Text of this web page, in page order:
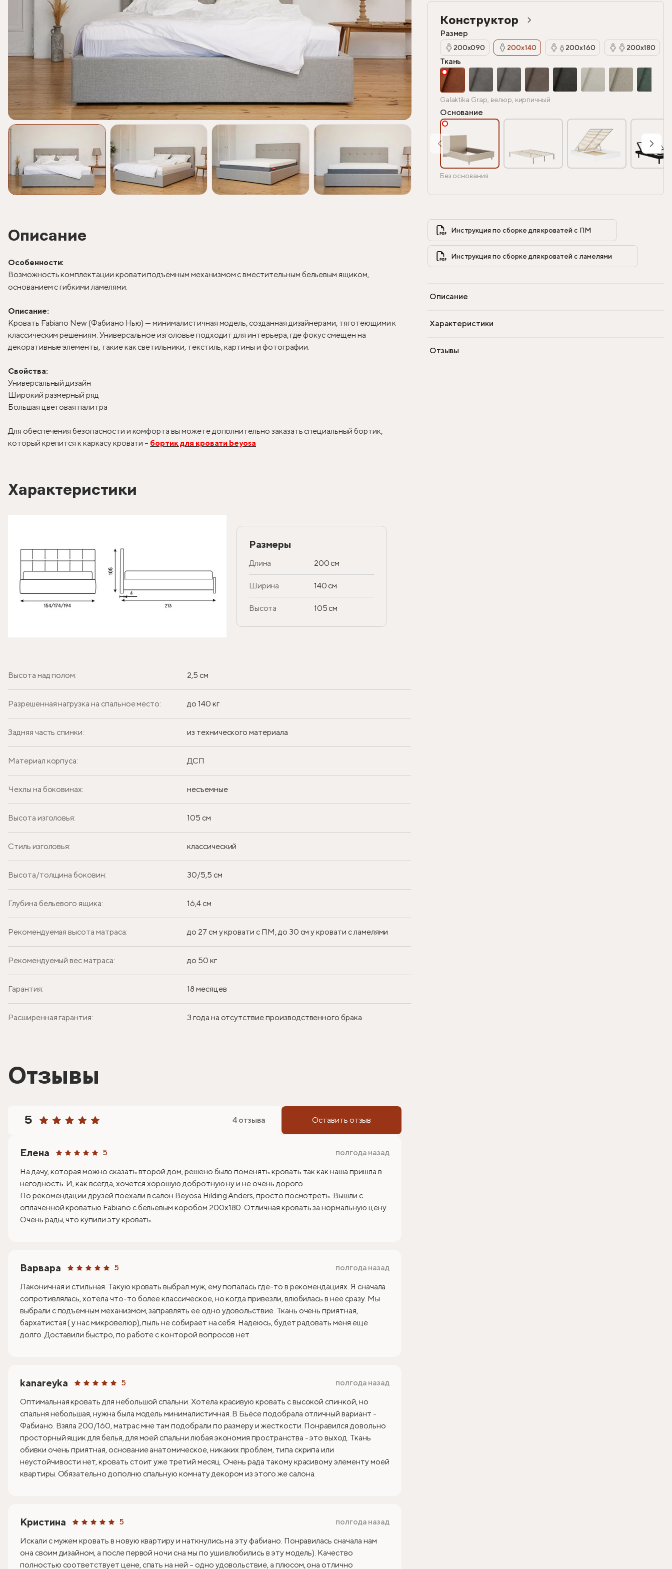
Описание
Особенности:
Возможность комплектации кровати подъёмным механизмом с вместительным бельевым ящиком,
основанием с гибкими ламелями.
Описание:
Кровать Fabiano New (Фабиано Нью) — минималистичная модель, созданная дизайнерами, тяготеющими к
классическим решениям. Универсальное изголовье подходит для интерьера, где фокус смещен на
декоративные элементы, такие как светильники, текстиль, картины и фотографии.
Свойства:
Универсальный дизайн
Широкий размерный ряд
Большая цветовая палитра
Для обеспечения безопасности и комфорта вы можете дополнительно заказать специальный бортик,
который крепится к каркасу кровати – бортик для кровати beyosa
Характеристики
Размеры
Длина 200 см
Ширина 140 см
Высота 105 см
Высота над полом: 2,5 см
Разрешенная нагрузка на спальное место: до 140 кг
Задняя часть спинки: из технического материала
Материал корпуса: ДСП
Чехлы на боковинах: несъемные
Высота изголовья: 105 см
Стиль изголовья: классический
Высота/толщина боковин: 30/5,5 см
Глубина бельевого ящика: 16,4 см
Рекомендуемая высота матраса: до 27 см у кровати с ПМ, до 30 см у кровати с ламелями
Рекомендуемый вес матраса: до 50 кг
Гарантия: 18 месяцев
Расширенная гарантия: 3 года на отсутствие производственного брака
Конструктор
Размер
200х090 200х140 200х160 200х180
Ткань
Galaktika Grap, велюр, кирпичный
Основание
Без основания
Инструкция по сборке для кроватей с ПМ
Инструкция по сборке для кроватей с ламелями
Описание
Характеристики
Отзывы
Отзывы
5 4 отзыва Оставить отзыв
Елена 5
полгода назад
На дачу, которая можно сказать второй дом, решено было поменять кровать так как наша пришла в
негодность. И, как всегда, хочется хорошую добротную ну и не очень дорого.
По рекомендации друзей поехали в салон Beyosa Hilding Anders, просто посмотреть. Вышли с
оплаченной кроватью Fabiano с бельевым коробом 200х180. Отличная кровать за нормальную цену.
Очень рады, что купили эту кровать.
Варвара 5
полгода назад
Лаконичная и стильная. Такую кровать выбрал муж, ему попалась где-то в рекомендациях. Я сначала
сопротивлялась, хотела что-то более классическое, но когда привезли, влюбилась в нее сразу. Мы
выбрали с подъемным механизмом, заправлять ее одно удовольствие. Ткань очень приятная,
бархатистая ( у нас микровелюр), пыль не собирает на себя. Надеюсь, будет радовать меня еще
долго. Доставили быстро, по работе с конторой вопросов нет.
kanareyka 5
полгода назад
Оптимальная кровать для небольшой спальни. Хотела красивую кровать с высокой спинкой, но
спальня небольшая, нужна была модель минималистичная. В Бьёсе подобрала отличный вариант -
Фабиано. Взяла 200/160, матрас мне там подобрали по размеру и жесткости. Понравился довольно
просторный ящик для белья, для моей спальни любая экономия пространства - это выход. Ткань
обивки очень приятная, основание анатомическое, никаких проблем, типа скрипа или
неустойчивости нет, кровать стоит уже третий месяц. Очень рада такому красивому элементу моей
квартиры. Обязательно дополню спальную комнату декором из этого же салона.
Кристина 5
полгода назад
Искали с мужем кровать в новую квартиру и наткнулись на эту фабиано. Понравилась сначала нам
она своим дизайном, а после первой ночи сна мы по уши влюбились в эту модель). Качество
полностью соответствует цене, спать на ней – одно удовольствие, а плюсом, она отлично